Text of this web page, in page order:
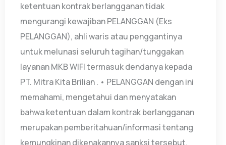
ketentuan kontrak berlangganan tidak
mengurangi kewajiban PELANGGAN (Eks
PELANGGAN), ahli waris atau penggantinya
untuk melunasi seluruh tagihan/tunggakan
layanan MKB WIFI termasuk dendanya kepada
PT. Mitra Kita Brilian . • PELANGGAN dengan ini
memahami, mengetahui dan menyatakan
bahwa ketentuan dalam kontrak berlangganan
merupakan pemberitahuan/informasi tentang
kemungkinan dikenakannya sanksi tersebut,